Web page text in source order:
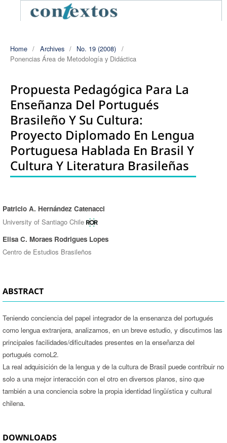
Home / Archives / No. 19 (2008) /
Ponencias Área de Metodología y Didáctica
Propuesta Pedagógica Para La
Enseñanza Del Portugués
Brasileño Y Su Cultura:
Proyecto Diplomado En Lengua
Portuguesa Hablada En Brasil Y
Cultura Y Literatura Brasileñas
Authors
Patricio A. Hernández Catenacci
University of Santiago Chile
Elisa C. Moraes Rodrigues Lopes
Centro de Estudios Brasileños
ABSTRACT
Teniendo conciencia del papel integrador de la ensenanza del portugués
como lengua extranjera, analizamos, en un breve estudio, y discutimos las
principales facilidades/dificultades presentes en la enseñanza del
portugués comoL2.
La real adquisición de la lengua y de la cultura de Brasil puede contribuir no
solo a una mejor interacción con el otro en diversos planos, sino que
también a una conciencia sobre la propia identidad lingüística y cultural
chilena.
DOWNLOADS